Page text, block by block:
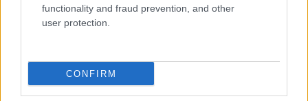
functionality and fraud prevention, and other
user protection.
CONFIRM
Invia un Comunicato Stampa|Pubblicità|